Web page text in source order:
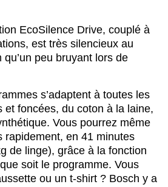
EcoSilence Drive, couplé à
est très silencieux au
qu’un peu bruyant lors de
s’adaptent à toutes les
et foncées, du coton à la laine,
Vous pourrez même
rapidement, en 41 minutes
de linge), grâce à la fonction
soit le programme. Vous
ou un t-shirt ? Bosch y a